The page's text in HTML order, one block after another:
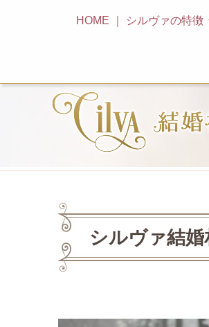
HOME ｜ シルヴァの特徴
シルヴァ結